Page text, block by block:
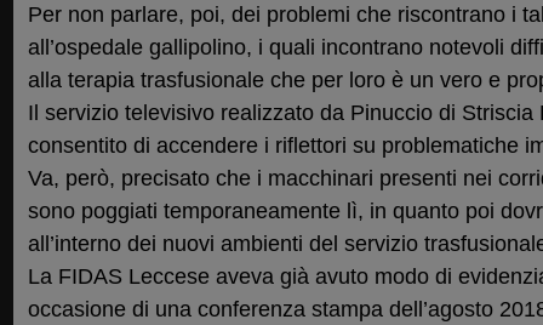
Per non parlare, poi, dei problemi che riscontrano i
all’ospedale gallipolino, i quali incontrano notevoli
alla terapia trasfusionale che per loro è un vero e
Il servizio televisivo realizzato da Pinuccio di Striscia
consentito di accendere i riflettori su problematiche
Va, però, precisato che i macchinari presenti nei
sono poggiati temporaneamente lì, in quanto poi
all’interno dei nuovi ambienti del servizio
La FIDAS Leccese aveva già avuto modo di
occasione di una conferenza stampa dell’agosto